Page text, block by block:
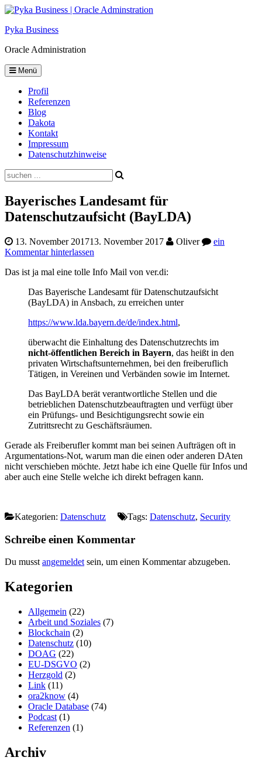
Skip
content
Pyka Business
Oracle Administration
Menü
Profil
Referenzen
Blog
Dakota
Kontakt
Impressum
Datenschutzhinweise
Suche
Bayerisches Landesamt für
Datenschutzaufsicht (BayLDA)
13. November 201713. November 2017 Oliver
ein
Kommentar hinterlassen
Das ist ja mal eine tolle Info Mail von ver.di:
Das Bayerische Landesamt für Datenschutzaufsicht
(BayLDA) in Ansbach, zu erreichen unter
https://www.lda.bayern.de/de/index.html,
überwacht die Einhaltung des Datenschutzrechts im
nicht-öffentlichen Bereich in Bayern, das heißt in den
privaten Wirtschaftsunternehmen, bei den freiberuflich
Tätigen, in Vereinen und Verbänden sowie im Internet.
Das BayLDA berät verantwortliche Stellen und die
betrieblichen Datenschutzbeauftragten und verfügt über
ein Prüfungs- und Besichtigungsrecht sowie ein
Zutrittsrecht zu Geschäftsräumen.
Gerade als Freiberufler kommt man bei seinen Aufträgen oft in
Argumentations-Not, warum man die einen oder anderen DAten
nicht verschieben möchte. Jetzt habe ich eine Quelle für Infos und
aber auch eine Stelle welche ich direkt befragen kann.
Kategorien: Datenschutz Tags: Datenschutz, Security
Schreibe einen Kommentar
Du musst angemeldet sein, um einen Kommentar abzugeben.
Kategorien
Allgemein (22)
Arbeit und Soziales (7)
Blockchain (2)
Datenschutz (10)
DOAG (22)
EU-DSGVO (2)
Herzgold (2)
Link (11)
ora2know (4)
Oracle Database (74)
Podcast (1)
Referenzen (1)
Archiv